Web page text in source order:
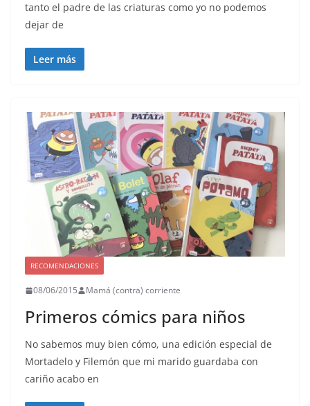
tanto el padre de las criaturas como yo no podemos
dejar de
Leer más
RECOMENDACIONES
08/06/2015 Mamá (contra) corriente
Primeros cómics para niños
No sabemos muy bien cómo, una edición especial de
Mortadelo y Filemón que mi marido guardaba con
cariño acabo en